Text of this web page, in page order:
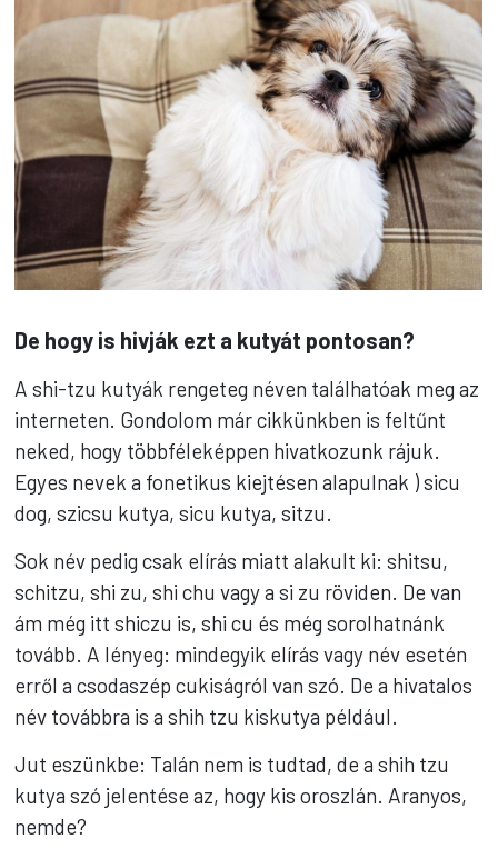
De hogy is hivják ezt a kutyát pontosan?
A shi-tzu kutyák rengeteg néven találhatóak meg az
interneten. Gondolom már cikkünkben is feltűnt
neked, hogy többféleképpen hivatkozunk rájuk.
Egyes nevek a fonetikus kiejtésen alapulnak ) sicu
dog, szicsu kutya, sicu kutya, sitzu.
Sok név pedig csak elírás miatt alakult ki: shitsu,
schitzu, shi zu, shi chu vagy a si zu röviden. De van
ám még itt shiczu is, shi cu és még sorolhatnánk
tovább. A lényeg: mindegyik elírás vagy név esetén
erről a csodaszép cukiságról van szó. De a hivatalos
név továbbra is a shih tzu kiskutya például.
Jut eszünkbe: Talán nem is tudtad, de a shih tzu
kutya szó jelentése az, hogy kis oroszlán. Aranyos,
nemde?